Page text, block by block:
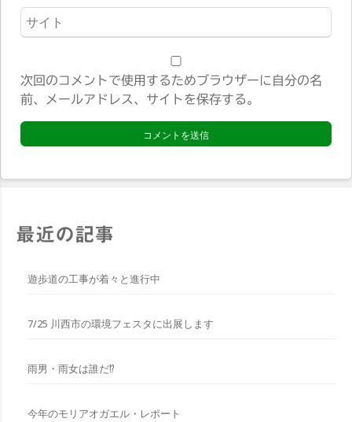
ル
ウ
ェ
サ
イ
ト
*
次回のコメントで使用するためブラウザーに自分の名
前、メールアドレス、サイトを保存する。
最近の記事
遊歩道の工事が着々と進行中
7/25 川西市の環境フェスタに出展します
雨男・雨女は誰だ⁉︎
今年のモリアオガエル・レポート